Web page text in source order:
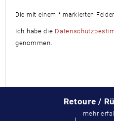
Die mit einem * markierten
Ich habe die
genommen.
Retoure /
mehr